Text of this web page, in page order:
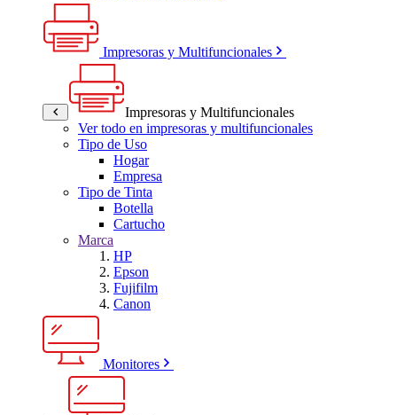
Impresoras y Multifuncionales
Impresoras y Multifuncionales
Ver todo en impresoras y multifuncionales
Tipo de Uso
Hogar
Empresa
Tipo de Tinta
Botella
Cartucho
Marca
HP
Epson
Fujifilm
Canon
Monitores